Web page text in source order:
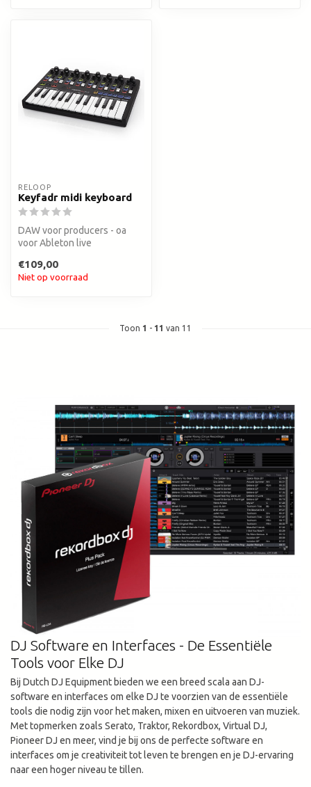
RELOOP
Keyfadr midi keyboard
DAW voor producers - oa
voor Ableton live
€109,00
Niet op voorraad
Toon 1 - 11 van 11
DJ Software en Interfaces - De Essentiële
Tools voor Elke DJ
Bij Dutch DJ Equipment bieden we een breed scala aan DJ-
software en interfaces om elke DJ te voorzien van de essentiële
tools die nodig zijn voor het maken, mixen en uitvoeren van muziek.
Met topmerken zoals Serato, Traktor, Rekordbox, Virtual DJ,
Pioneer DJ en meer, vind je bij ons de perfecte software en
interfaces om je creativiteit tot leven te brengen en je DJ-ervaring
naar een hoger niveau te tillen.